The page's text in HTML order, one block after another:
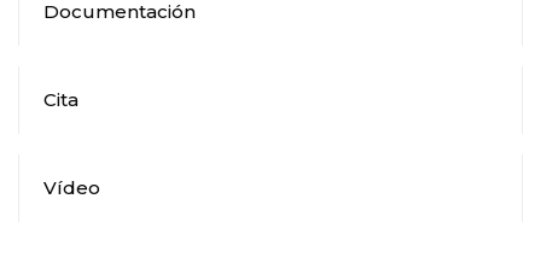
Documentación
Cita
Vídeo